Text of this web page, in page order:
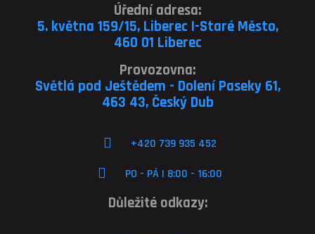
Úřední adresa:
5. května 159/15, Liberec I-Staré Město,
460 01 Liberec
Provozovna:
Světlá pod Ještědem - Dolení Paseky 61,
463 43, Český Dub
+420 739 935 452
PO - PÁ | 8:00 - 16:00
Důležité odkazy: